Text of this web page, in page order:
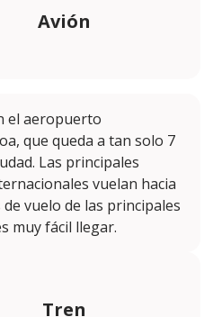
Avión
el aeropuerto
que queda a tan solo 7
Las principales
vuelan hacia
vuelo de las principales
muy fácil llegar.
Tren